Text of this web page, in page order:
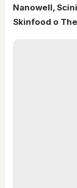
Nanowell,
Skinfood o